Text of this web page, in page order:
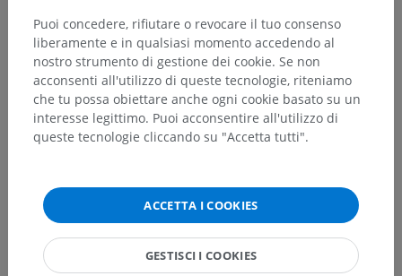
Anatomia sistemica Sistema nervoso
Sistema nervoso centrale > Encefalo>
Prosencefalo> Diencefalo> Talamo>
Sostanza grigia del talamo>
Nuclei anteriori del talamo
Strutture sottostanti:
Nucleo antero-dorsale
Nucleo antero-ventrale
Neuroanatomia umana
Puoi concedere, rifiutare o revocare il tuo consenso
liberamente e in qualsiasi momento accedendo al
nostro strumento di gestione dei cookie. Se non
acconsenti all'utilizzo di queste tecnologie, riteniamo
che tu possa obiettare anche ogni cookie basato su un
interesse legittimo. Puoi acconsentire all'utilizzo di
queste tecnologie cliccando su "Accetta tutti".
ACCETTA I COOKIES
GESTISCI I COOKIES